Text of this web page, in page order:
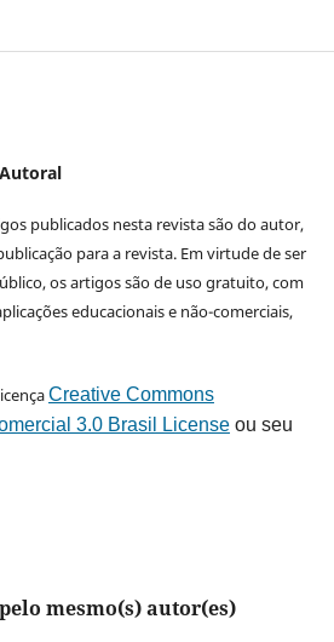
publicados nesta revista são do autor,
para a revista. Em virtude de ser
os artigos são de uso gratuito, com
educacionais e não-comerciais,
Creative Commons
3.0 Brasil Licenseou seu
mesmo(s) autor(es)